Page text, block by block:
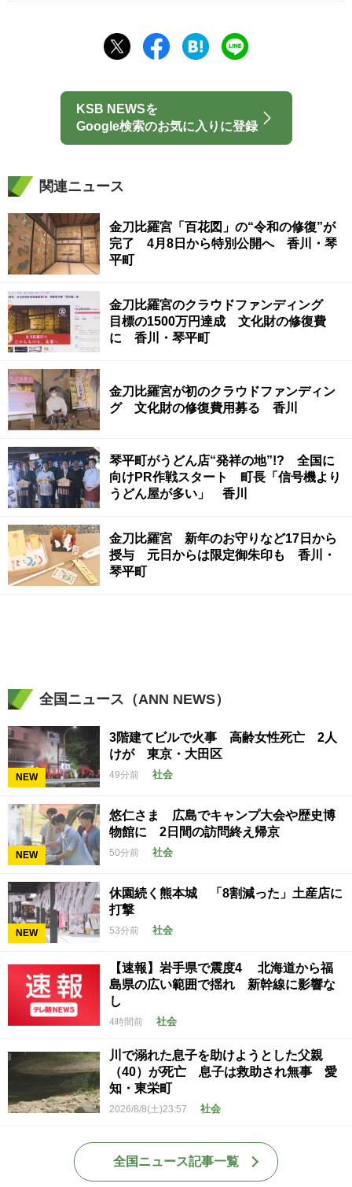
KSB NEWSを
Google検索のお気に入りに登録
関連ニュース
金刀比羅宮「百花図」の“令和の修復”が
完了 4月8日から特別公開へ 香川・琴
平町
金刀比羅宮のクラウドファンディング
目標の1500万円達成 文化財の修復費
に 香川・琴平町
金刀比羅宮が初のクラウドファンディン
グ 文化財の修復費用募る 香川
琴平町がうどん店“発祥の地”!? 全国に
向けPR作戦スタート 町長「信号機より
うどん屋が多い」 香川
金刀比羅宮 新年のお守りなど17日から
授与 元日からは限定御朱印も 香川・
琴平町
全国ニュース（ANN NEWS）
NEW
3階建てビルで火事 高齢女性死亡 2人
けが 東京・大田区
49分前 社会
NEW
悠仁さま 広島でキャンプ大会や歴史博
物館に 2日間の訪問終え帰京
50分前 社会
NEW
休園続く熊本城 「8割減った」土産店に
打撃
53分前 社会
【速報】岩手県で震度4 北海道から福
島県の広い範囲で揺れ 新幹線に影響な
し
4時間前 社会
川で溺れた息子を助けようとした父親
（40）が死亡 息子は救助され無事 愛
知・東栄町
2026/8/8(土)23:57 社会
全国ニュース記事一覧